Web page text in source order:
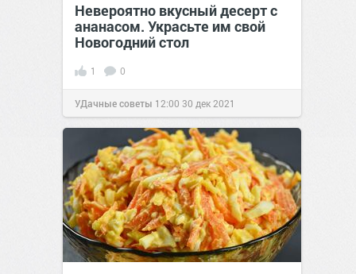
Невероятно вкусный десерт с
ананасом. Украсьте им свой
Новогодний стол
1 0
УДачные советы 12:00 30 дек 2021